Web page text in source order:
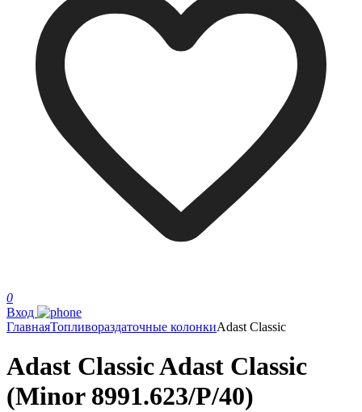
0
Вход
ГлавнаяТопливораздаточные колонкиAdast Classic
Adast Classic Adast Classic
(Minor 8991.623/P/40)